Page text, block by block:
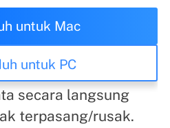
untuk Mac
untuk PC
secara langsung
terpasang/rusak.